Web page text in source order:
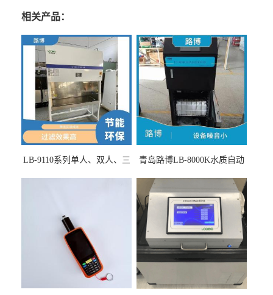
相关产品：
LB-9110系列单人、双人、三
青岛路博LB-8000K水质自动